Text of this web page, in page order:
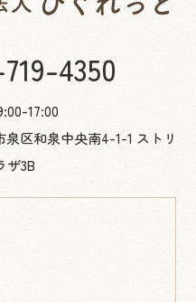
4350
17:00
区和泉中央南4-1-1 ストリ
ザ3B